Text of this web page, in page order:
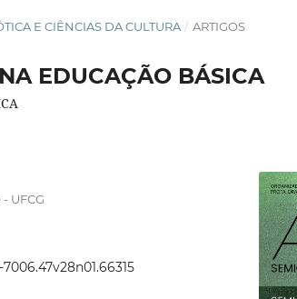
E CIÊNCIAS DA CULTURA / ARTIGOS
EDUCAÇÃO BÁSICA
UFCG